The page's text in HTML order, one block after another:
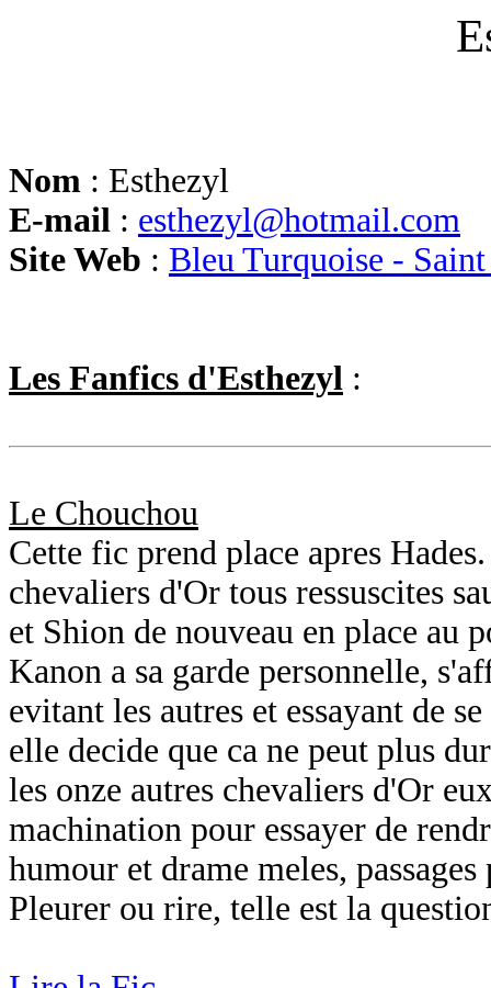
Nom : Esthezyl
E-mail : esthezyl@hotmail.com
Site Web : Bleu Turquoise -
Les Fanfics d'Esthezyl :
Le Chouchou
Cette fic prend place apres
chevaliers d'Or tous ressuscites
et Shion de nouveau en place au
Kanon a sa garde personnelle,
evitant les autres et essayant de
elle decide que ca ne peut plus
les onze autres chevaliers d'Or
machination pour essayer de
humour et drame meles,
Pleurer ou rire, telle est la